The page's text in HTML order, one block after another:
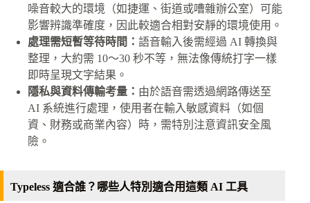
噪音較大的環境（如捷運、街道或嘈雜辦公室）可能
影響辨識準確度，因此較適合相對安靜的環境使用。
處理需短暫等待時間： 語音輸入後需經過 AI 轉換與
整理，大約需 10～30 秒不等，無法像傳統打字一樣
即時呈現文字結果。
隱私與資料傳輸考量： 由於語音需透過網路傳送至
AI 系統進行處理，使用者在輸入敏感資料（如個
資、財務或商業內容）時，需特別注意資訊安全風
險。
Typeless 適合誰？哪些人特別適合用這類 AI 工具